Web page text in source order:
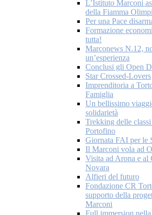
L’Istituto Marconi
della Fiamma
Per una Pace
Formazione
tutta!
Marconews N.12,
un’esperienza
Conclusi gli Open
Star Crossed-Lovers
Imprenditoria a
Famiglia
Un bellissimo
solidarietà
Trekking delle
Portofino
Giornata FAI per le
Il Marconi vola ad
Visita ad Arona e al
Novara
Alfieri del futuro
Fondazione CR
supporto della
Marconi